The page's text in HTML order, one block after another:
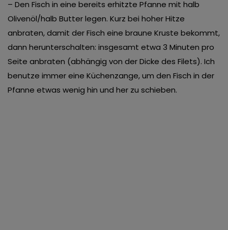
– Den Fisch in eine bereits erhitzte Pfanne mit halb
Olivenöl/halb Butter legen. Kurz bei hoher Hitze
anbraten, damit der Fisch eine braune Kruste bekommt,
dann herunterschalten: insgesamt etwa 3 Minuten pro
Seite anbraten (abhängig von der Dicke des Filets). Ich
benutze immer eine Küchenzange, um den Fisch in der
Pfanne etwas wenig hin und her zu schieben.